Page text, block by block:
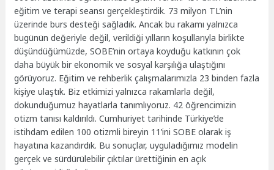
eğitim ve terapi seansı gerçekleştirdik. 73 milyon TL’nin
üzerinde burs desteği sağladık. Ancak bu rakamı yalnızca
bugünün değeriyle değil, verildiği yılların koşullarıyla birlikte
düşündüğümüzde, SOBE’nin ortaya koyduğu katkının çok
daha büyük bir ekonomik ve sosyal karşılığa ulaştığını
görüyoruz. Eğitim ve rehberlik çalışmalarımızla 23 binden fazla
kişiye ulaştık. Biz etkimizi yalnızca rakamlarla değil,
dokunduğumuz hayatlarla tanımlıyoruz. 42 öğrencimizin
otizm tanısı kaldırıldı. Cumhuriyet tarihinde Türkiye’de
istihdam edilen 100 otizmli bireyin 11’ini SOBE olarak iş
hayatına kazandırdık. Bu sonuçlar, uyguladığımız modelin
gerçek ve sürdürülebilir çıktılar ürettiğinin en açık